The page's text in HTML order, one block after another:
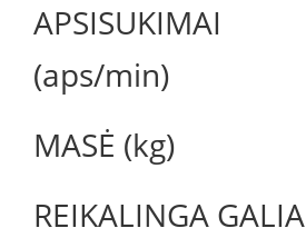
APSISUKIMAI
(aps/min)
MASĖ (kg)
REIKALINGA GALIA